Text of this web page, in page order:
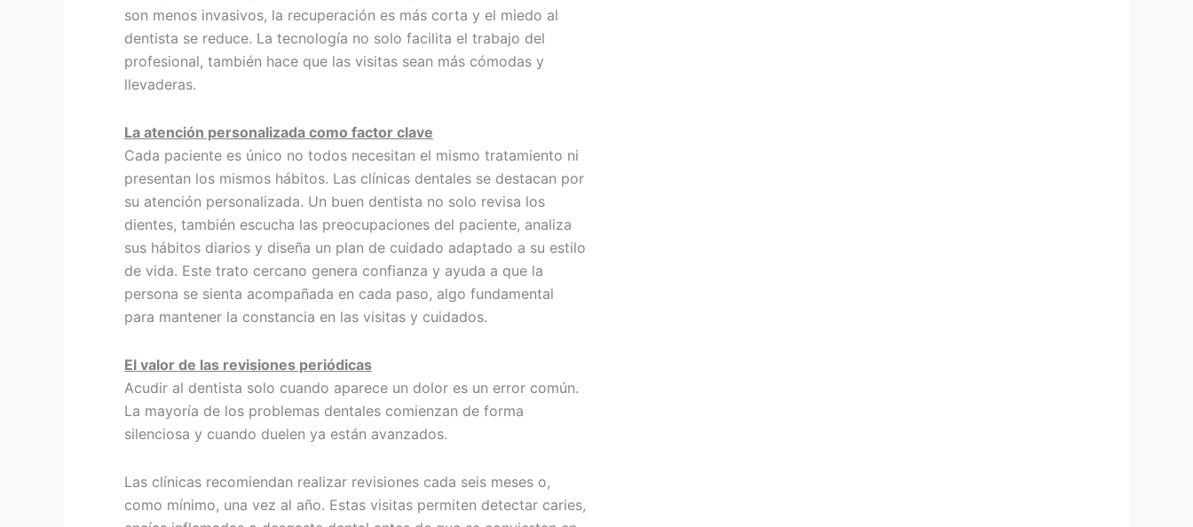
son menos invasivos, la recuperación es más corta y el miedo al
dentista se reduce. La tecnología no solo facilita el trabajo del
profesional, también hace que las visitas sean más cómodas y
llevaderas.
La atención personalizada como factor clave
Cada paciente es único no todos necesitan el mismo tratamiento ni
presentan los mismos hábitos. Las clínicas dentales se destacan por
su atención personalizada. Un buen dentista no solo revisa los
dientes, también escucha las preocupaciones del paciente, analiza
sus hábitos diarios y diseña un plan de cuidado adaptado a su estilo
de vida. Este trato cercano genera confianza y ayuda a que la
persona se sienta acompañada en cada paso, algo fundamental
para mantener la constancia en las visitas y cuidados.
El valor de las revisiones periódicas
Acudir al dentista solo cuando aparece un dolor es un error común.
La mayoría de los problemas dentales comienzan de forma
silenciosa y cuando duelen ya están avanzados.
Las clínicas recomiendan realizar revisiones cada seis meses o,
como mínimo, una vez al año. Estas visitas permiten detectar caries,